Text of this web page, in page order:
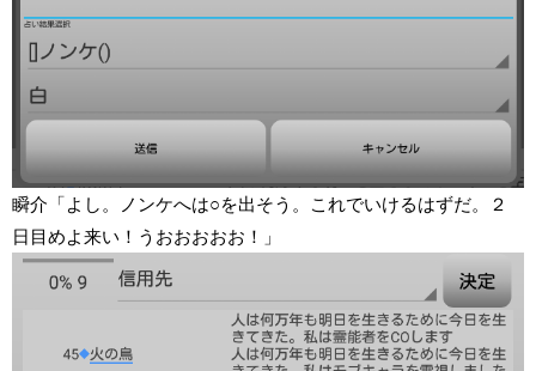
瞬介「よし。ノンケへは○を出そう。これでいけるはずだ。２
日目めよ来い！うおおおおお！」